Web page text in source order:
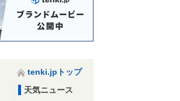
tenki.jpトップ
天気ニュース